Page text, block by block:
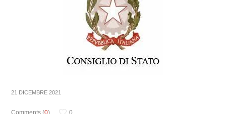
21 DICEMBRE 2021
Comments (0)
0